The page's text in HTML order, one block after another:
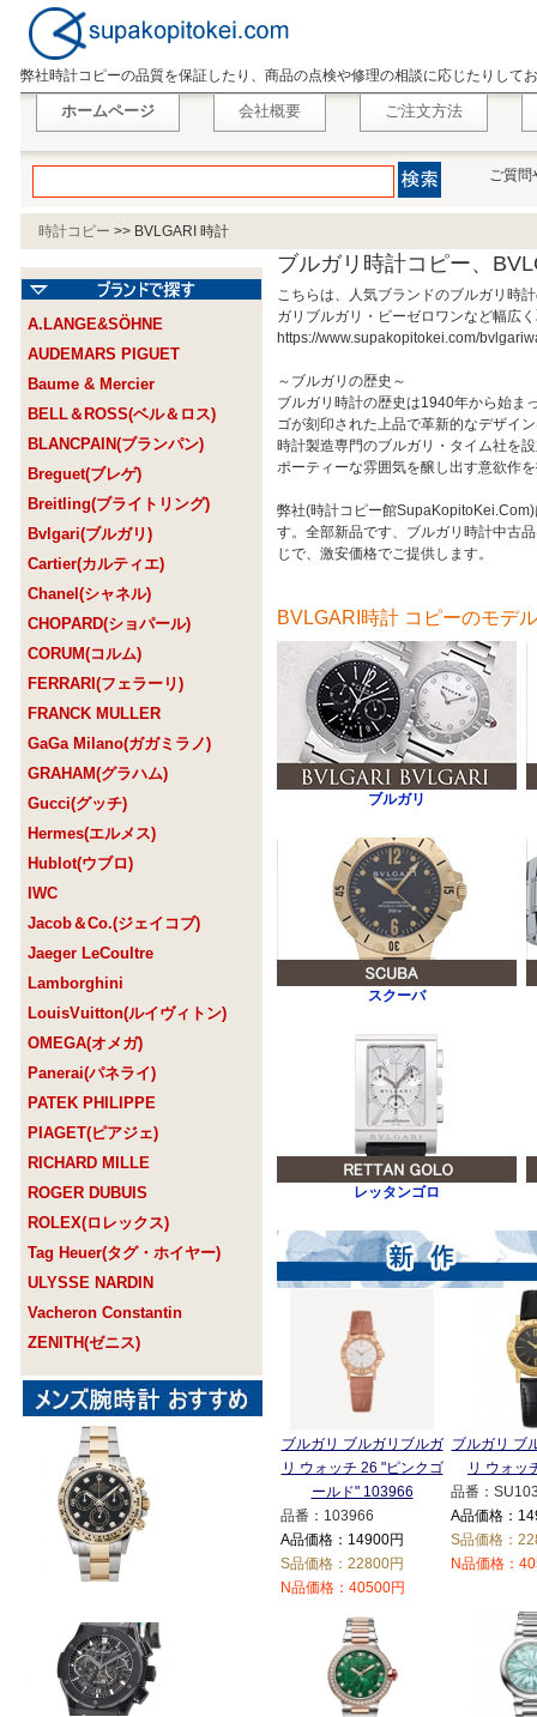
弊社時計コピーの品質を保証したり、商品の点検や修理の相談に応じたりして
ホームページ 会社概要 ご注文方法
ご質問
時計コピー >> BVLGARI 時計
A.LANGE&SÖHNE
AUDEMARS PIGUET
Baume & Mercier
BELL＆ROSS(ベル＆ロス)
BLANCPAIN(ブランパン)
Breguet(ブレゲ)
Breitling(ブライトリング)
Bvlgari(ブルガリ)
Cartier(カルティエ)
Chanel(シャネル)
CHOPARD(ショパール)
CORUM(コルム)
FERRARI(フェラーリ)
FRANCK MULLER
GaGa Milano(ガガミラノ)
GRAHAM(グラハム)
Gucci(グッチ)
Hermes(エルメス)
Hublot(ウブロ)
IWC
Jacob＆Co.(ジェイコブ)
Jaeger LeCoultre
Lamborghini
LouisVuitton(ルイヴィトン)
OMEGA(オメガ)
Panerai(パネライ)
PATEK PHILIPPE
PIAGET(ピアジェ)
RICHARD MILLE
ROGER DUBUIS
ROLEX(ロレックス)
Tag Heuer(タグ・ホイヤー)
ULYSSE NARDIN
Vacheron Constantin
ZENITH(ゼニス)
ブルガリ時計コピー、
こちらは、人気ブランドのブルガリ時
ガリブルガリ・ビーゼロワンなど幅広
https://www.supakopitokei.com/
～ブルガリの歴史～
ブルガリ時計の歴史は1940年から始ま
ゴが刻印された上品で革新的なデザイ
時計製造専門のブルガリ・タイム社を
ポーティーな雰囲気を醸し出す意欲作
弊社(時計コピー館
す。全部新品です、ブルガリ時計中古
じで、激安価格でご提供します。
BVLGARI時計 コピーのモデ
ブルガリ
スクーバ
レッタンゴロ
ブルガリ ブルガリブルガ
リ ウォッチ 26 "ピンクゴ
ールド" 103966
品番：103966
A品価格：14900円
S品価格：22800円
N品価格：40500円
ブルガリ ブ
リ ウォッ
品番：
A品価格：
S品価格：
N品価格：